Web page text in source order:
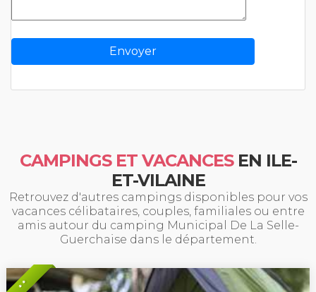
CAMPINGS ET VACANCESEN ILE-
ET-VILAINE
Retrouvez d'autres campings disponibles pour vos
vacances célibataires, couples, familiales ou entre
amis autour du camping Municipal De La Selle-
Guerchaise dans le département.
* *